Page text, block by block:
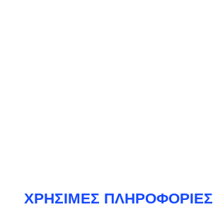
ΧΡΉΣΙΜΕΣ ΠΛΗΡΟΦΟΡΊΕΣ